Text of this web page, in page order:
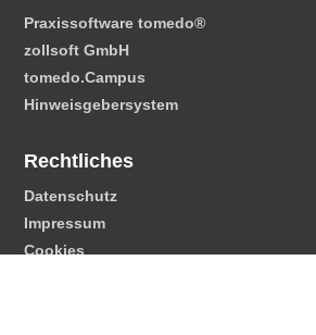
Praxissoftware tomedo®
zollsoft GmbH
tomedo.Campus
Hinweisgebersystem
Rechtliches
Datenschutz
Impressum
Cookies